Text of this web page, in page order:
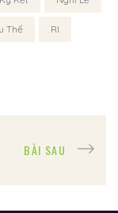
Thế RI
BÀI SAU